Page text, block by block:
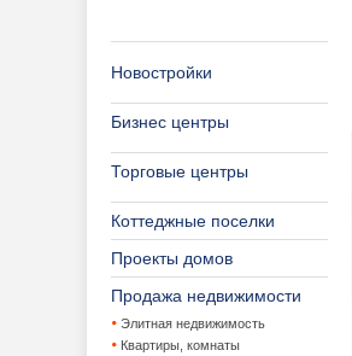
Новостройки
Бизнес центры
Торговые центры
Коттеджные поселки
Проекты домов
Продажа недвижимости
Элитная недвижимость
Квартиры, комнаты